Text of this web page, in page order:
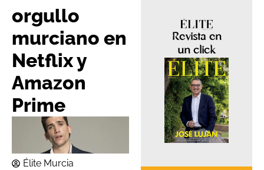
orgullo
murciano en
Netflix y
Amazon
Prime
Élite Murcia
Revista en
un click